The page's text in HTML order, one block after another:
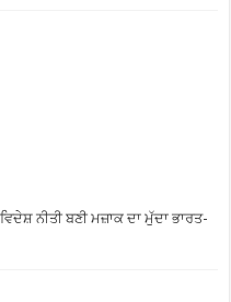
ਨੀਤੀ ਬਣੀ ਮਜ਼ਾਕ ਦਾ ਮੁੱਦਾ ਭਾਰਤ-